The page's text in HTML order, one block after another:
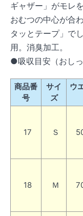
ギャザー」がモレ
おむつの中心が合
タッとテープ」で
用。消臭加工。
●吸収目安（おし
商品番
号
サイ
ズ
ウ
17 Ｓ
18 Ｍ